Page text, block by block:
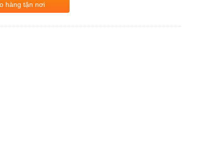
hàng tận nơi